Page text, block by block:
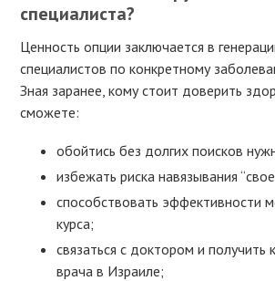
специалиста?
Ценность опции заключается в
специалистов по конкретному
Зная заранее, кому стоит доверить
сможете:
обойтись без долгих поисков
избежать риска навязывания
способствовать эффективности
курса;
связаться с доктором и получить
врача в Израиле;